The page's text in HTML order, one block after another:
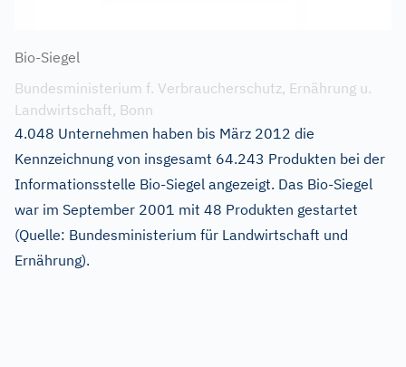
Bio-Siegel
Bundesministerium f. Verbraucherschutz, Ernährung u.
Landwirtschaft, Bonn
4.048 Unternehmen haben bis März 2012 die
Kennzeichnung von insgesamt 64.243 Produkten bei der
Informationsstelle Bio-Siegel angezeigt. Das Bio-Siegel
war im September 2001 mit 48 Produkten gestartet
(Quelle: Bundesministerium für Landwirtschaft und
Ernährung).